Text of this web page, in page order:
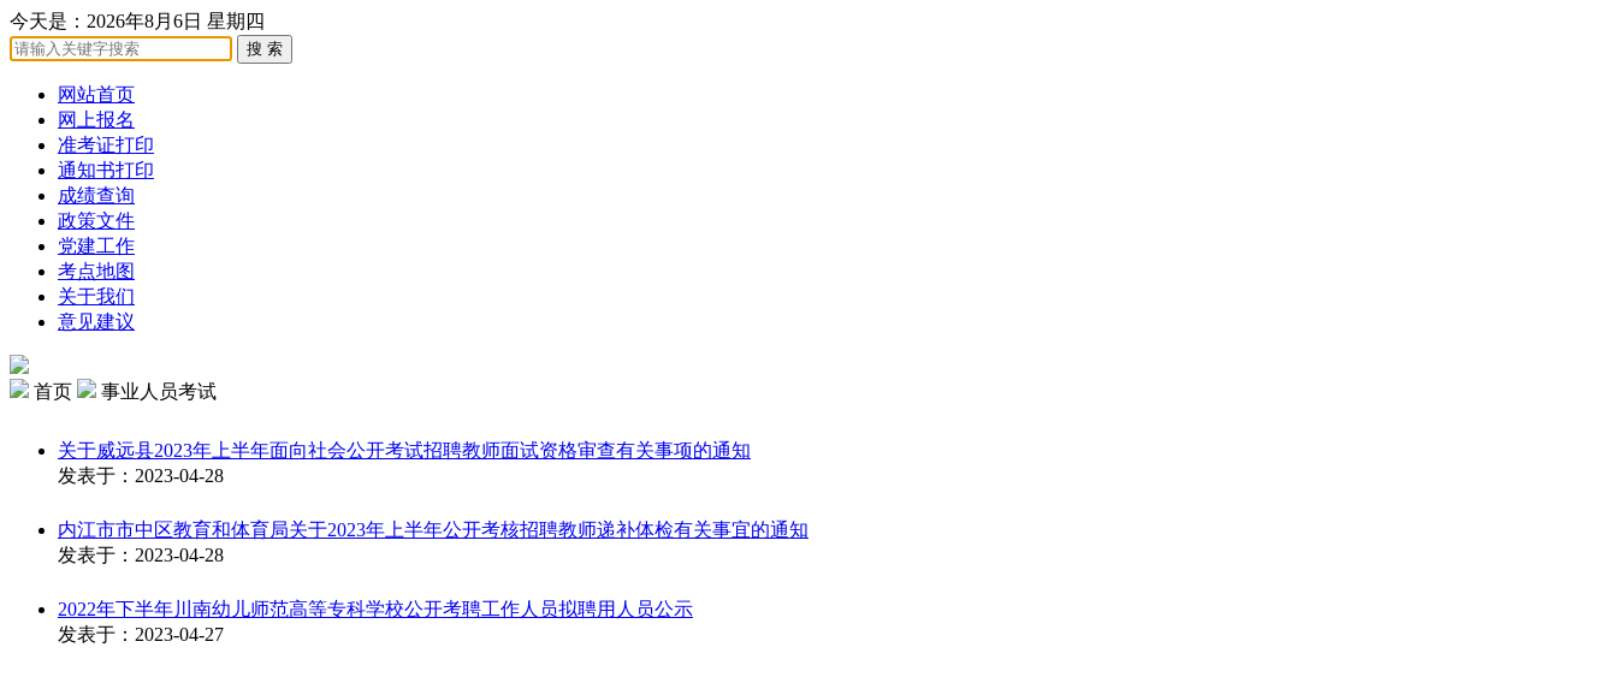
今天是： 2026年8月6日 星期四
网站首页
网上报名
准考证打印
通知书打印
成绩查询
政策文件
党建工作
考点地图
关于我们
意见建议
首页 事业人员考试
关于威远县2023年上半年面向社会公开考试招聘教师面试资格审查有关事项的通知
发表于： 2023-04-28
内江市市中区教育和体育局关于2023年上半年公开考核招聘教师递补体检有关事宜的通知
发表于： 2023-04-28
2022年下半年川南幼儿师范高等专科学校公开考聘工作人员拟聘用人员公示
发表于： 2023-04-27